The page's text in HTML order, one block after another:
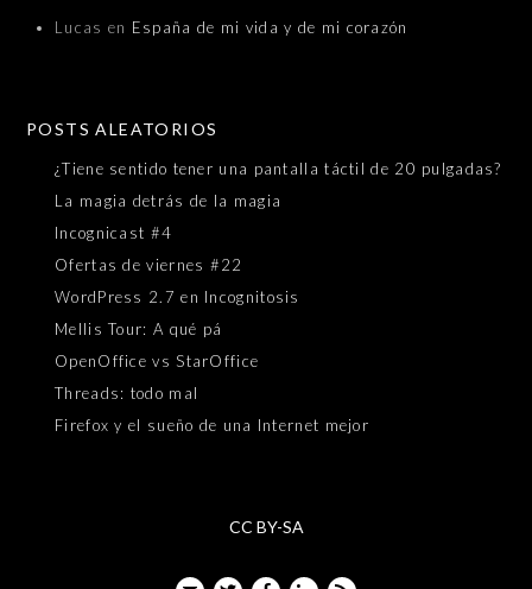
Lucas en España de mi vida y de mi corazón
POSTS ALEATORIOS
¿Tiene sentido tener una pantalla táctil de 20 pulgadas?
La magia detrás de la magia
Incognicast #4
Ofertas de viernes #22
WordPress 2.7 en Incognitosis
Mellis Tour: A qué pá
OpenOffice vs StarOffice
Threads: todo mal
Firefox y el sueño de una Internet mejor
CC BY-SA
EmailTwitterFacebook
LinkedIn
Feed